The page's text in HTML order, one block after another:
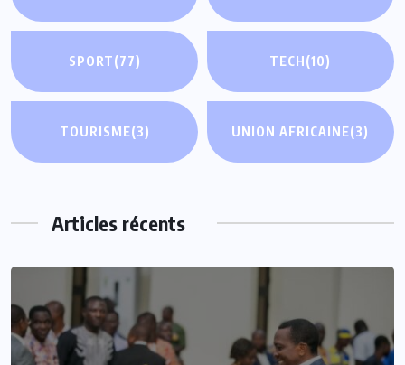
SPORT(77) TECH(10)
TOURISME(3) UNION AFRICAINE(3)
Articles récents